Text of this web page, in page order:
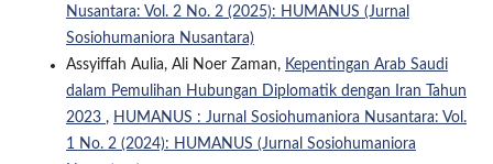
Nusantara: Vol. 2 No. 2 (2025): HUMANUS (Jurnal
Sosiohumaniora Nusantara)
Assyiffah Aulia, Ali Noer Zaman, Kepentingan Arab Saudi
dalam Pemulihan Hubungan Diplomatik dengan Iran Tahun
2023 , HUMANUS : Jurnal Sosiohumaniora Nusantara: Vol.
1 No. 2 (2024): HUMANUS (Jurnal Sosiohumaniora